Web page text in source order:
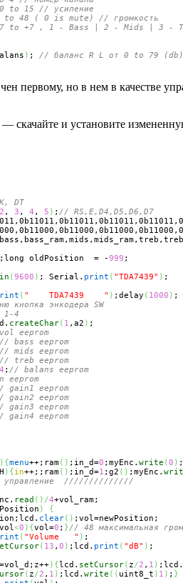
to 15 // усиление
48 ( 0 is mute) // громкость
to +7 , 1 - Bass | 2 - Mids | 3 -
) ; // баланс R L от 0 to 79
первому, но в нем в качестве
скачайте и установите
DT
2 , 3 , 4 , 5 ) ; // RS,E,D4,D5,D6,D7
oldPosition  = -999 ;
(9600 ) ; Serial. print ( "TDA7439" ) ;
( "    TDA7439    " ) ;delay ( 1000 ) ;
кнопка энкодера SW
4
createChar( 1 ,a2 ) ;
eeprom
// bass eeprom
// mids eeprom
// treb eeprom
4 ; // balans eeprom
gain1 eeprom
gain2 eeprom
gain3 eeprom
gain4 eeprom
) {menu++;ram( ) ;in_d=0 ;myEnc. write (0 )
) {in++;;ram( ) ;in_d=1 ;g2 ( ) ;myEnc.
+ управление  //////////////
read ( ) /4+vol_ram;
)
{
clear( ) ;vol=newPosition;
vol<0 ) {vol=0 ; }// 48 максимальная
( "Volume   " ) ;
( 13 , 0 ) ;lcd. print ( "dB" ) ;
=vol_d;z++) {lcd. setCursor( z/2 , 1 ) ;lcd.
( z/2 , 1 ) ;lcd. write ( ( uint8_t ) 1 ) ; }